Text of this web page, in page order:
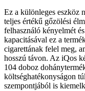
Ez a különleges eszköz
teljes értékű gőzölési
felhasználó kényelmét
kapacitásával ez a
cigarettának felel meg,
hosszú távon. Az iQos
104 doboz
költséghatékonyságon
szempontjából is